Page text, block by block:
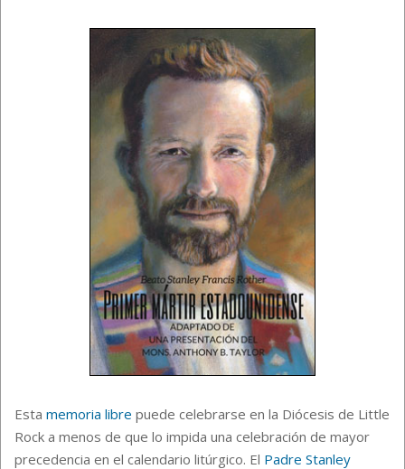
Esta memoria libre puede celebrarse en la Diócesis de Little
Rock a menos de que lo impida una celebración de mayor
precedencia en el calendario litúrgico. El Padre Stanley